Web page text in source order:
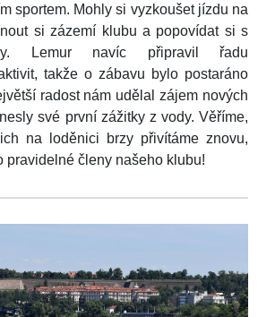
sportem. Mohly si vyzkoušet jízdu na
si zázemí klubu a popovídat si s
Lemur navíc připravil řadu
takže o zábavu bylo postaráno
radost nám udělal zájem nových
své první zážitky z vody. Věříme,
na loděnici brzy přivítáme znovu,
pravidelné členy našeho klubu!